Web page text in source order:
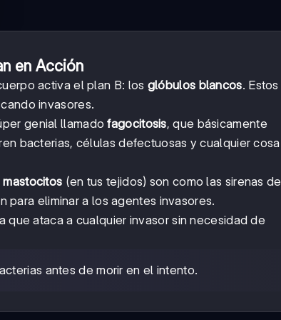
en Acción
activa el plan B: los glóbulos blancos. Estos
invasores.
genial llamadofagocitosis, que básicamente
bacterias, células defectuosas y cualquier cosa
mastocitos (en tus tejidos) son como las sirenas de
para eliminar a los agentes invasores.
que ataca a cualquier invasor sin necesidad de
antes de morir en el intento.